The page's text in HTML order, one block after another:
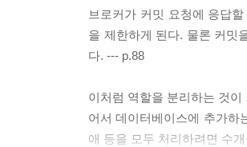
CHAPTER 10 카프카 모니터
메트릭 개요 ...... 245
카프카 브로커 메트릭 ...... 248
지연 모니터링 ...... 278
End-to-End 모니터링 ...... 279
요약 ...... 280
브로커가 커밋 요청에 응답
을 제한하게 된다. 물론 커밋
다. --- p.88
이처럼 역할을 분리하는 것
어서 데이터베이스에 추가하
애 등을 모두 처리하려면 수